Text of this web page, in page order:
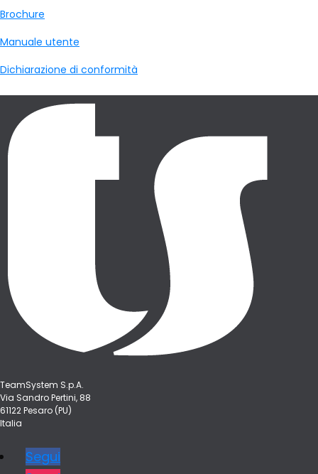
Brochure
Manuale utente
Dichiarazione di conformità
TeamSystem S.p.A.
Via Sandro Pertini, 88
61122 Pesaro (PU)
Italia
Segui